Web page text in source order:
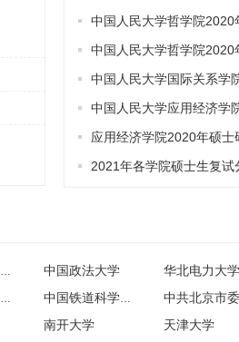
中国人民大学哲学院2020年硕士研究生招
中国人民大学哲学院2020年硕
中国人民大学国际关系学院2020年
中国人民大学应用经济学院2020年
应用经济学院2020年硕士研究
2021年各学院硕士生复试分
首都经济贸易大学 中国政法大学 华北电力大学
中国空间技术研究院 中国铁道科学研究院
南开大学 天津大学